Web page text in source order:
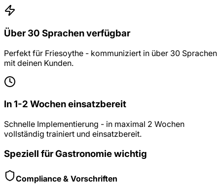
Über 30 Sprachen verfügbar
Perfekt für Friesoythe - kommuniziert in über 30 Sprachen
mit deinen Kunden.
In 1-2 Wochen einsatzbereit
Schnelle Implementierung - in maximal 2 Wochen
vollständig trainiert und einsatzbereit.
Speziell fürGastronomiewichtig
Compliance & Vorschriften